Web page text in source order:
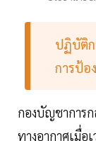
ปฏิบัติก
การป้อ
กองบัญชาการก
ทางอากาศเมื่อ